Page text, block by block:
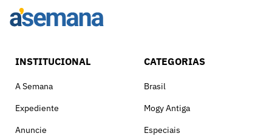
INSTITUCIONAL
A Semana
Expediente
Anuncie
CATEGORIAS
Brasil
Mogy Antiga
Especiais